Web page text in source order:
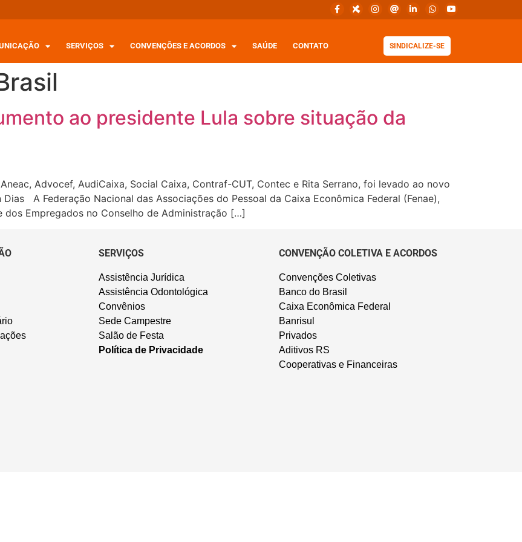
SERVIÇOS CONVENÇÕES E ACORDOS SAÚDE CONTATO SINDICALIZE-SE
ao presidente Lula sobre situação da
Advocef, AudiCaixa, Social Caixa, Contraf-CUT, Contec e Rita Serrano, foi levado ao novo
A Federação Nacional das Associações do Pessoal da Caixa Econômica Federal (Fenae),
Empregados no Conselho de Administração […]
SERVIÇOS
Assistência Jurídica
Assistência Odontológica
Convênios
Sede Campestre
Salão de Festa
Política de Privacidade
CONVENÇÃO COLETIVA E ACORDOS
Convenções Coletivas
Banco do Brasil
Caixa Econômica Federal
Banrisul
Privados
Aditivos RS
Cooperativas e Financeiras